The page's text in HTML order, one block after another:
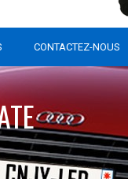
CONTACTEZ-NOUS